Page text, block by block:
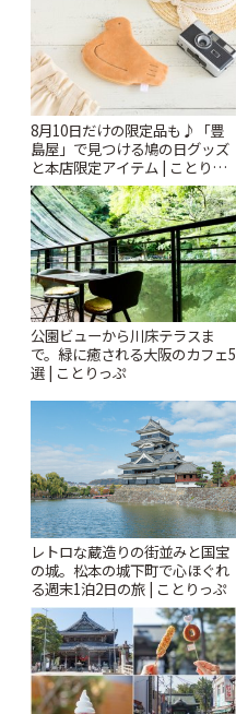
8月10日だけの限定品も♪「豊
島屋」で見つける鳩の日グッズ
と本店限定アイテム | ことりっ
ぷ
公園ビューから川床テラスま
で。緑に癒される大阪のカフェ5
選 | ことりっぷ
レトロな蔵造りの街並みと国宝
の城。松本の城下町で心ほぐれ
る週末1泊2日の旅 | ことりっぷ